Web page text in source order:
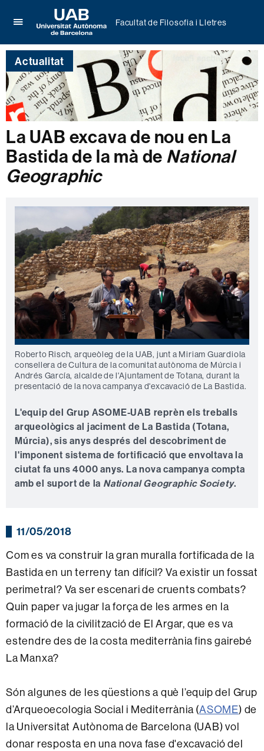
per
desplegar
el
menú
de
Facultat
de
Filosofia
i
Lletres
Universitat
Autònoma
de
Barcelona
Facultat de Filosofia i Lletres
Actualitat
La UAB excava de nou en La
Bastida de la mà de National
Geographic
Roberto Risch, arqueòleg de la UAB, junt a Miriam Guardiola
consellera de Cultura de la comunitat autònoma de Múrcia i
Andrés García, alcalde de l'Ajuntament de Totana, durant la
presentació de la nova campanya d'excavació de La Bastida.
L'equip del Grup ASOME-UAB reprèn els treballs
arqueològics al jaciment de La Bastida (Totana,
Múrcia), sis anys després del descobriment de
l'imponent sistema de fortificació que envoltava la
ciutat fa uns 4000 anys. La nova campanya compta
amb el suport de la National Geographic Society.
11/05/2018
Com es va construir la gran muralla fortificada de la
Bastida en un terreny tan difícil? Va existir un fossat
perimetral? Va ser escenari de cruents combats?
Quin paper va jugar la força de les armes en la
formació de la civilització de El Argar, que es va
estendre des de la costa mediterrània fins gairebé
La Manxa?
Són algunes de les qüestions a què l’equip del Grup
d’Arqueoecologia Social i Mediterrània (ASOME) de
la Universitat Autònoma de Barcelona (UAB) vol
donar resposta en una nova fase d'excavació del